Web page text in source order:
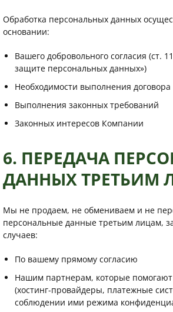
Обработка персональных данных
основании:
Вашего добровольного согласия (ст.
защите персональных данных»)
Необходимости выполнения договора
Выполнения законных требований
Законных интересов Компании
6. ПЕРЕДАЧА
ДАННЫХ ТРЕТЬИМ
Мы не продаем, не обмениваем и не
персональные данные третьим лицам,
случаев:
По вашему прямому согласию
Нашим партнерам, которые помогают
(хостинг-провайдеры, платежные
соблюдении ими режима